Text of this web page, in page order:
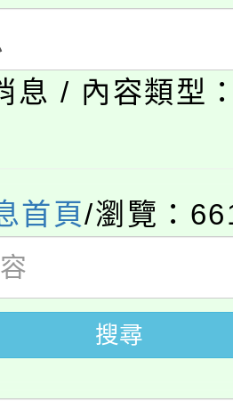
農教育專業人
」8/29、30在
場!
1時於龍潭區
27日，桃園電
園市運動會8/
游泳池舉行。
收入戶享有免
惠，中低收入戶
造教育及科技
息 / 內容類型
首頁/瀏覽：
搜尋